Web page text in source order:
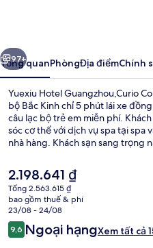
by
Hilton
Tiếp
97+
Tổng quanPhòngĐịa điểmChính
Yuexiu Hotel Guangzhou,Curio
bộ Bắc Kinh chỉ 5 phút lái xe
câu lạc bộ trẻ em miễn phí.
sóc cơ thể với dịch vụ spa tại
nhà hàng. Khách sạn sang trọng
nằm cách dịch vụ giao thông
cách Ga Tiểu Bắc 10 phút và Ga
Giá
hiện
tại
là
2.198.641 ₫
2.198.641 ₫
Tổng 2.563.615 ₫
bao gồm thuế & phí
23/08 - 24/08
Nhận
xét
9,69,6 trên 10,
Ngoại hạngXem tất cả